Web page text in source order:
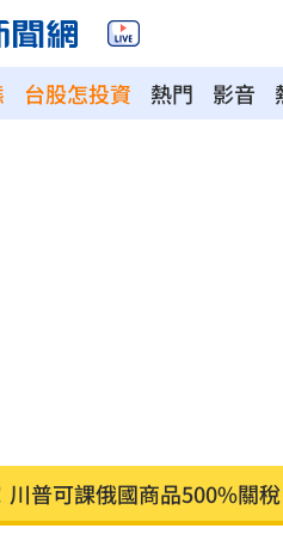
台股怎投資 熱門 影音
川普可課俄國商品500%關稅
作 逾4成想做到80歲 05:05